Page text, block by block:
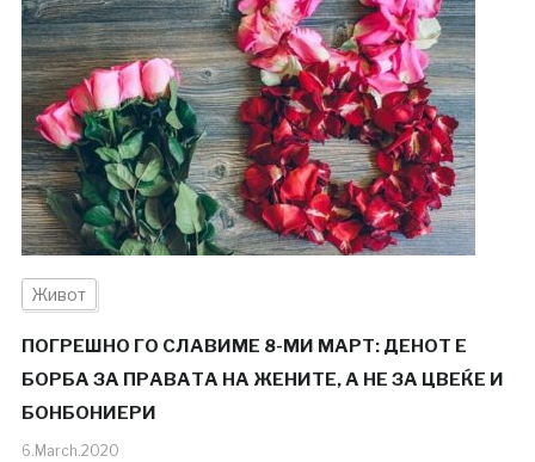
Живот
ПОГРЕШНО ГО СЛАВИМЕ 8-МИ МАРТ: ДЕНОТ Е
БОРБА ЗА ПРАВАТА НА ЖЕНИТЕ, А НЕ ЗА ЦВЕЌЕ И
БОНБОНИЕРИ
6.March.2020